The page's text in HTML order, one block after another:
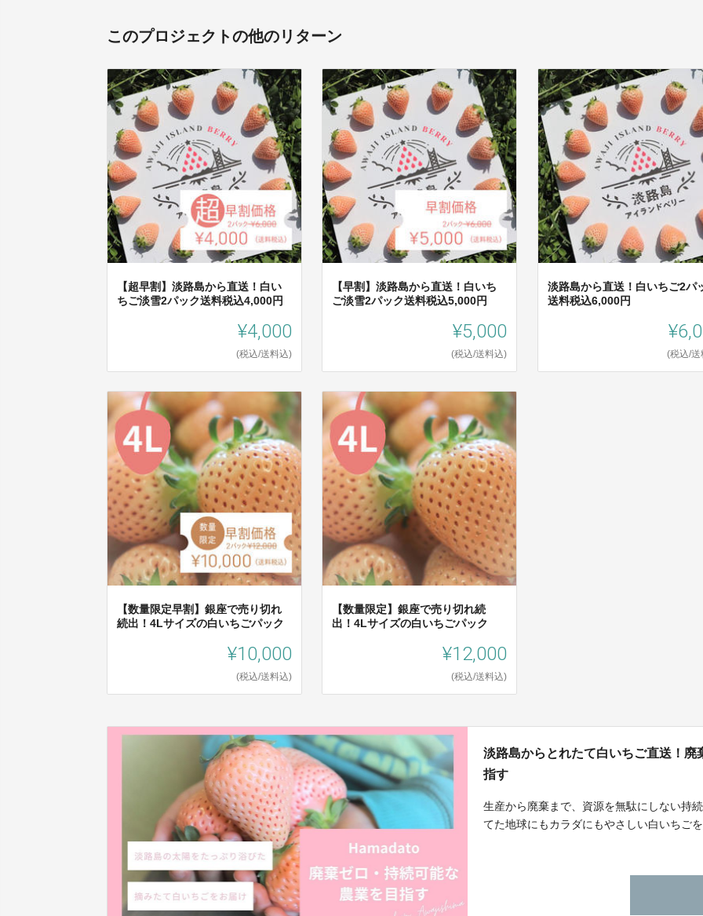
このプロジェクトの他のリターン
【超早割】淡路島から直送！白い
ちご淡雪2パック送料税込4,000円
¥4,000
(税込/送料込)
【早割】淡路島から直送！白いち
ご淡雪2パック送料税込5,000円
¥5,000
(税込/送料込)
淡路島から直送！白いちご2パ
送料税込6,000円
(税込/送
【数量限定早割】銀座で売り切れ
続出！4Lサイズの白いちごパック
¥10,000
(税込/送料込)
【数量限定】銀座で売り切れ続
出！4Lサイズの白いちごパック
¥12,000
(税込/送料込)
淡路島からとれたて白いちご直送！
指す
生産から廃棄まで、資源を無駄にしない持
てた地球にもカラダにもやさしい白いちご